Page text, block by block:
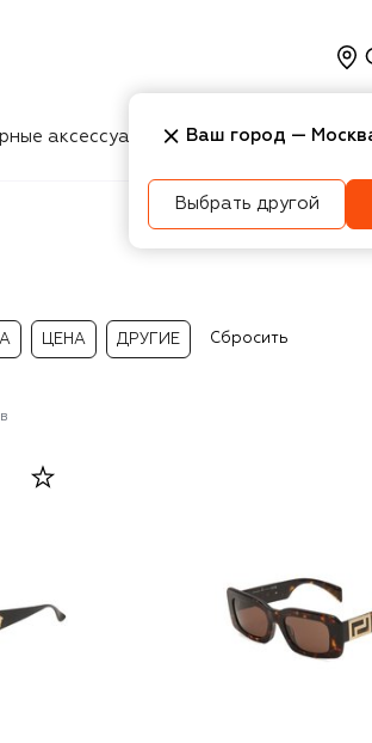
аксессуары Косметика
ЦЕНА ДРУГИЕ Сбросить
Ваш город —
Выбрать другой